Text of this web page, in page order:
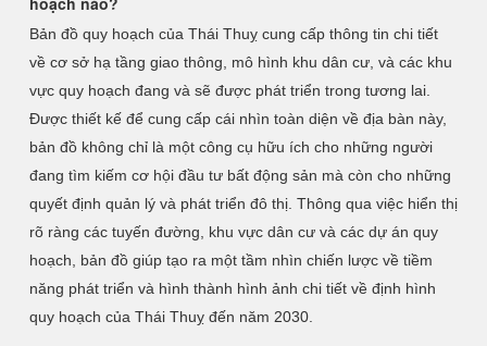
Bản đồ quy hoạch của Thái Thuỵ cung cấp thông tin chi tiết
về cơ sở hạ tầng giao thông, mô hình khu dân cư, và các khu
vực quy hoạch đang và sẽ được phát triển trong tương lai.
Được thiết kế để cung cấp cái nhìn toàn diện về địa bàn này,
bản đồ không chỉ là một công cụ hữu ích cho những người
đang tìm kiếm cơ hội đầu tư bất động sản mà còn cho những
quyết định quản lý và phát triển đô thị. Thông qua việc hiển thị
rõ ràng các tuyến đường, khu vực dân cư và các dự án quy
hoạch, bản đồ giúp tạo ra một tầm nhìn chiến lược về tiềm
năng phát triển và hình thành hình ảnh chi tiết về định hình
quy hoạch của Thái Thuỵ đến năm 2030.